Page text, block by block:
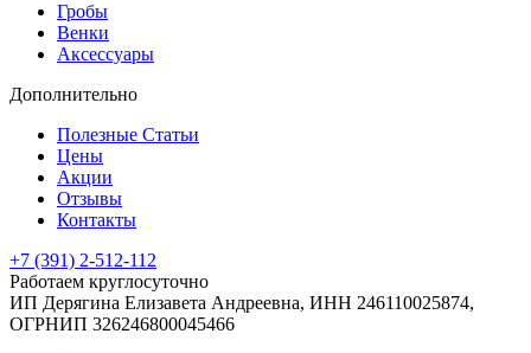
Гробы
Венки
Аксессуары
Дополнительно
Полезные Статьи
Цены
Акции
Отзывы
Контакты
+7 (391) 2-512-112
Работаем круглосуточно
ИП Дерягина Елизавета Андреевна, ИНН 246110025874,
ОГРНИП 326246800045466